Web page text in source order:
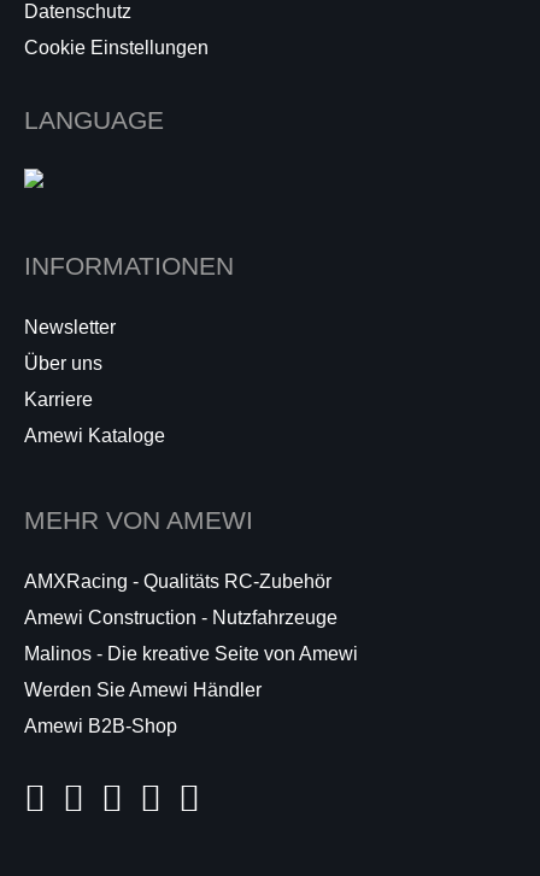
Datenschutz
Cookie Einstellungen
LANGUAGE
INFORMATIONEN
Newsletter
Über uns
Karriere
Amewi Kataloge
MEHR VON AMEWI
AMXRacing - Qualitäts RC-Zubehör
Amewi Construction - Nutzfahrzeuge
Malinos - Die kreative Seite von Amewi
Werden Sie Amewi Händler
Amewi B2B-Shop